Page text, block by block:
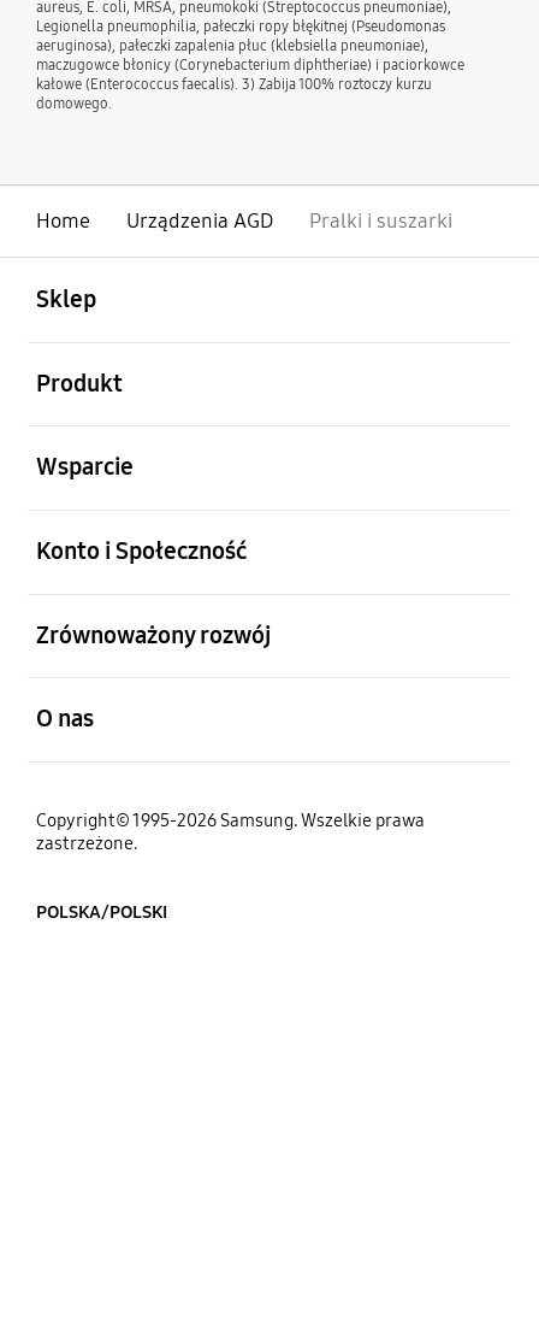
aureus, E. coli, MRSA, pneumokoki (Streptococcus pneumoniae),
Legionella pneumophilia, pałeczki ropy błękitnej (Pseudomonas
aeruginosa), pałeczki zapalenia płuc (klebsiella pneumoniae),
maczugowce błonicy (Corynebacterium diphtheriae) i paciorkowce
kałowe (Enterococcus faecalis). 3) Zabija 100% roztoczy kurzu
domowego.
Home Urządzenia AGD Pralki i suszarki
Sklep
Produkt
Wsparcie
Konto i Społeczność
Zrównoważony rozwój
O nas
Copyright© 1995-2026 Samsung. Wszelkie prawa
zastrzeżone.
POLSKA/POLSKI